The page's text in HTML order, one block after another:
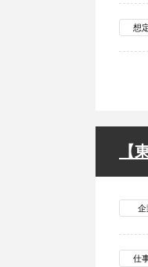
想
【
企
仕